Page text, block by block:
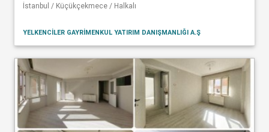
İstanbul / Küçükçekmece / Halkalı
YELKENCİLER GAYRİMENKUL YATIRIM DANIŞMANLIĞI A.Ş